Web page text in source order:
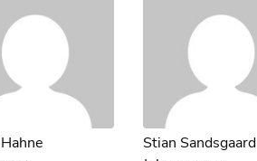
Stian Sandsgaard